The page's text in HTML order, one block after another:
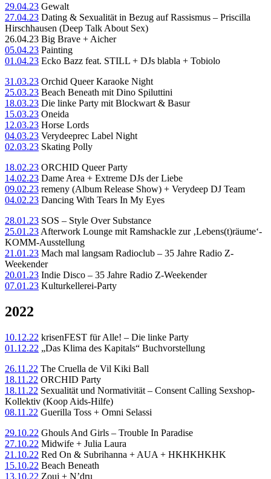
29.04.23 Gewalt
27.04.23 Dating & Sexualität in Bezug auf Rassismus – Priscilla
Hirschhausen (Deep Talk About Sex)
26.04.23 Big Brave + Aicher
05.04.23 Painting
01.04.23 Ecko Bazz feat. STILL + DJs blabla + Tobiolo
31.03.23 Orchid Queer Karaoke Night
25.03.23 Beach Beneath mit Dino Spiluttini
18.03.23 Die linke Party mit Blockwart & Basur
15.03.23 Oneida
12.03.23 Horse Lords
04.03.23 Verydeeprec Label Night
02.03.23 Skating Polly
18.02.23 ORCHID Queer Party
14.02.23 Dame Area + Extreme DJs der Liebe
09.02.23 remeny (Album Release Show) + Verydeep DJ Team
04.02.23 Dancing With Tears In My Eyes
28.01.23 SOS – Style Over Substance
25.01.23 Afterwork Lounge mit Ramshackle zur ‚Lebens(t)räume‘-
KOMM-Ausstellung
21.01.23 Mach mal langsam Radioclub – 35 Jahre Radio Z-
Weekender
20.01.23 Indie Disco – 35 Jahre Radio Z-Weekender
07.01.23 Kulturkellerei-Party
2022
10.12.22 krisenFEST für Alle! – Die linke Party
01.12.22 „Das Klima des Kapitals“ Buchvorstellung
26.11.22 The Cruella de Vil Kiki Ball
18.11.22 ORCHID Party
18.11.22 Sexualität und Normativität – Consent Calling Sexshop-
Kollektiv (Koop Aids-Hilfe)
08.11.22 Guerilla Toss + Omni Selassi
29.10.22 Ghouls And Girls – Trouble In Paradise
27.10.22 Midwife + Julia Laura
21.10.22 Red On & Subrihanna + AUA + HKHKHKHK
15.10.22 Beach Beneath
13.10.22 Zouj + N’dru